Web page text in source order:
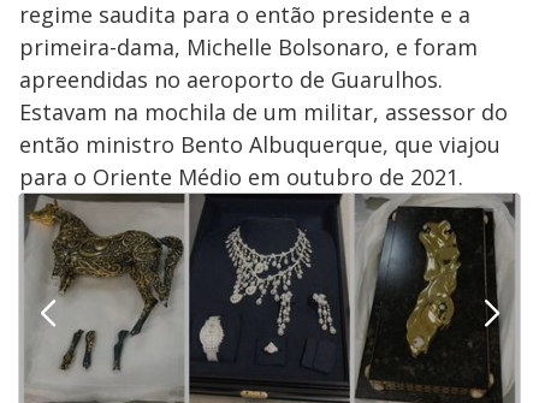
regime saudita para o então presidente e a
primeira-dama, Michelle Bolsonaro, e foram
apreendidas no aeroporto de Guarulhos.
Estavam na mochila de um militar, assessor do
então ministro Bento Albuquerque, que viajou
para o Oriente Médio em outubro de 2021.